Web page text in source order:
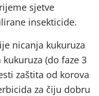
sjetve
insekticide.
nicanja kukuruza
(do faze 3
zaštita od korova
za čiju dobru